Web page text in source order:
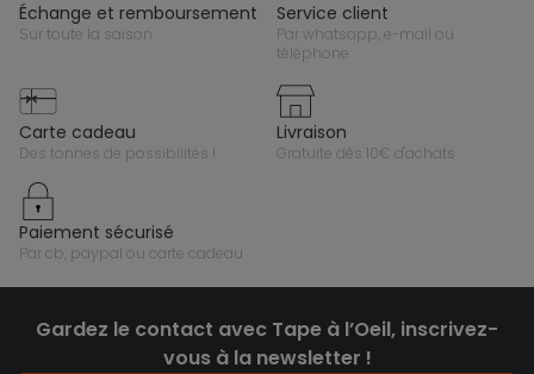
échange et remboursement
sur toute la saison
service client
par whatsapp, e-mail ou
téléphone
carte cadeau
des tonnes de possibilités !
livraison
gratuite dès 10€ d'achats
paiement sécurisé
par cb, paypal ou carte cadeau
Gardez le contact avec Tape à l’Oeil, inscrivez-
vous à la newsletter !